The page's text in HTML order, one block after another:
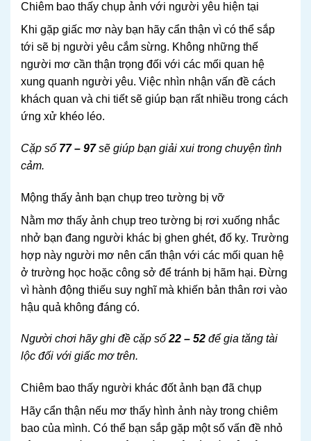
Chiêm bao thấy chụp ảnh với người yêu hiện tại
Khi gặp giấc mơ này bạn hãy cẩn thận vì có thể sắp
tới sẽ bị người yêu cắm sừng. Không những thế
người mơ cần thận trọng đối với các mối quan hệ
xung quanh người yêu. Việc nhìn nhận vấn đề cách
khách quan và chi tiết sẽ giúp bạn rất nhiều trong cách
ứng xử khéo léo.
Cặp số 77 – 97sẽ giúp bạn giải xui trong chuyện tình
cảm.
Mộng thấy ảnh bạn chụp treo tường bị vỡ
Nằm mơ thấy ảnh chụp treo tường bị rơi xuống nhắc
nhở bạn đang người khác bị ghen ghét, đố kỵ. Trường
hợp này người mơ nên cẩn thận với các mối quan hệ
ở trường học hoặc công sở để tránh bị hãm hại. Đừng
vì hành động thiếu suy nghĩ mà khiến bản thân rơi vào
hậu quả không đáng có.
Người chơi hãy ghi đề cặp số22 – 52 để gia tăng tài
lộc đối với giấc mơ trên.
Chiêm bao thấy người khác đốt ảnh bạn đã chụp
Hãy cẩn thận nếu mơ thấy hình ảnh này trong chiêm
bao của mình. Có thể bạn sắp gặp một số vấn đề nhỏ